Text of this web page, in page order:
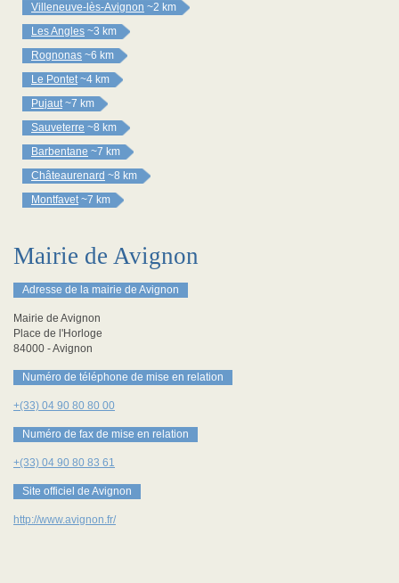
Villeneuve-lès-Avignon ~2 km
Les Angles ~3 km
Rognonas ~6 km
Le Pontet ~4 km
Pujaut ~7 km
Sauveterre ~8 km
Barbentane ~7 km
Châteaurenard ~8 km
Montfavet ~7 km
Mairie de Avignon
Adresse de la mairie de Avignon
Mairie de Avignon
Place de l'Horloge
84000 -Avignon
Numéro de téléphone de mise en relation
+(33) 04 90 80 80 00
Numéro de fax de mise en relation
+(33) 04 90 80 83 61
Site officiel de Avignon
http://www.avignon.fr/